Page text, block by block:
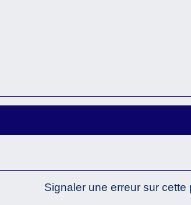
Signaler une erreur sur cette